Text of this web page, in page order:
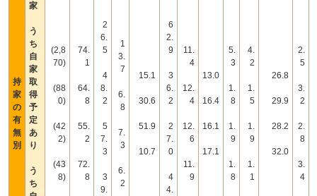
持
家
の
有
無
別
家
う
ち
自
家
取
得
予
定
あ
り
う
ち
(2,8
70)
(88
0)
(42
2)
(43
8)
74.
1
64.
8
55.
2
72.
8
2
6.
5
4
8.
2
5
7.
3
3
9.
1
3.
7
6.
8
7.
3
6.
2
15.1
30.6
51.9
10.7
6
2.
9
3
6.
2
2
7.
0
4
4.
11.
4
12.
4
12.
6
11.
9
13.0
16.4
16.1
17.1
5.
3
1.
8
1.
9
1.
8
4.
2
1.
5
1.
9
1.
1
26.8
29.9
28.2
32.0
2.
5
3.
2
2.
8
3.
4